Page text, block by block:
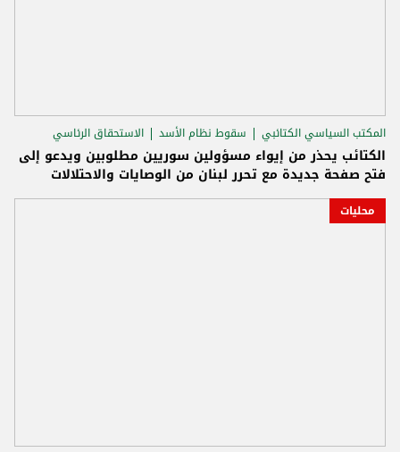
المكتب السياسي الكتائبي سقوط نظام الأسد الاستحقاق الرئاسي
الكتائب يحذر من إيواء مسؤولين سوريين مطلوبين ويدعو إلى
فتح صفحة جديدة مع تحرر لبنان من الوصايات والاحتلالات
محليات